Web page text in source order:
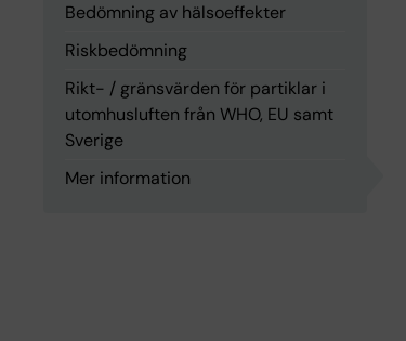
Bedömning av hälsoeffekter
Riskbedömning
Rikt- / gränsvärden för partiklar i
utomhusluften från WHO, EU samt
Sverige
Mer information